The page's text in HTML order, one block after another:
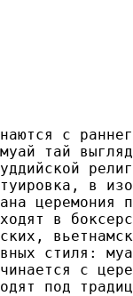
с
тай
в
в
стиля:
с
под